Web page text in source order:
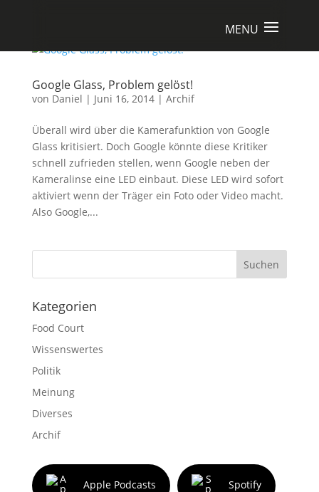
Google Glass, Problem gelöst!
von Daniel | Juni 16, 2014| Archif
Überall wird über die Kamerafunktion von Google
Glass kritisiert. Doch Google könnte diese Kritiker
schnell zufrieden stellen, wenn Google neben der
Kameralinse eine LED einbaut. Diese LED wird sofort
aktiviert wenn der Träger ein Foto oder Video macht.
Also Google,...
Suchen
Kategorien
Food Court
Wissenswertes
Politik
Meinung
Diverses
Archif
Apple Podcasts Spotify